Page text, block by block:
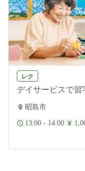
レク
デイサービスで習
昭島市
13:00 - 14:00